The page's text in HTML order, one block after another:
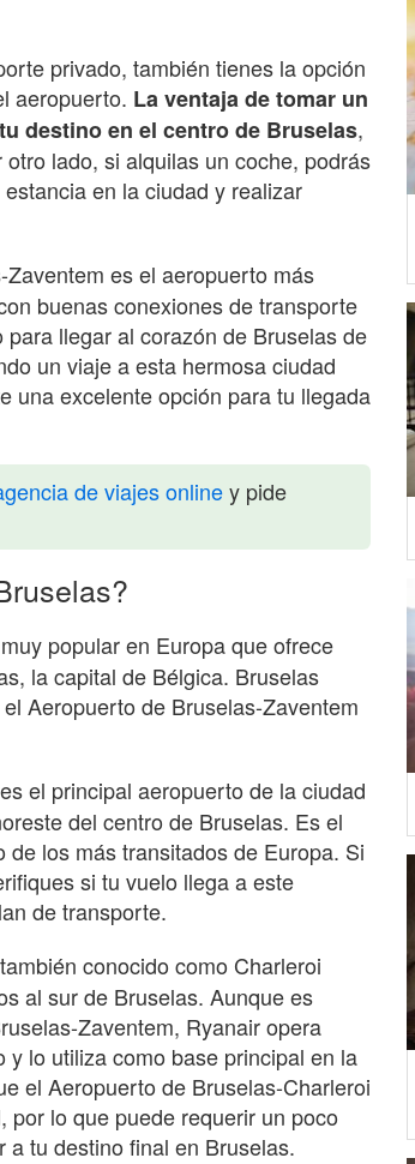
privado, también tienes la opción
aeropuerto. La ventaja de tomar un
destino en el centro de Bruselas,
lado, si alquilas un coche, podrás
en la ciudad y realizar
es el aeropuerto más
buenas conexiones de transporte
llegar al corazón de Bruselas de
un viaje a esta hermosa ciudad
una excelente opción para tu llegada
de viajes onliney pide
popular en Europa que ofrece
la capital de Bélgica. Bruselas
Aeropuerto de Bruselas-Zaventem
es el principal aeropuerto de la ciudad
del centro de Bruselas. Es el
los más transitados de Europa. Si
si tu vuelo llega a este
de transporte.
conocido como Charleroi
al sur de Bruselas. Aunque es
Zaventem, Ryanair opera
lo utiliza como base principal en la
el Aeropuerto de Bruselas-Charleroi
lo que puede requerir un poco
tu destino final en Bruselas.